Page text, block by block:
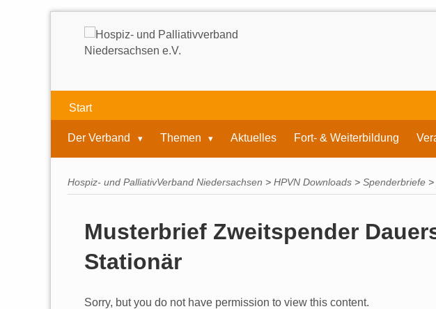
Start
Der Verband Themen Aktuelles Fort- & Weiterbildung
Hospiz- und PalliativVerband Niedersachsen > HPVN Downloads > Spenderbriefe >
Musterbrief Zweitspender
Stationär
Sorry, but you do not have permission to view this content.